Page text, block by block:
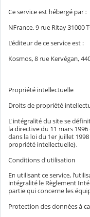
Ce service est hébergé par :
NFrance, 9 rue Ritay 31000
L’éditeur de ce service est :
Kosmos, 8 rue Kervégan,
Propriété intellectuelle
Droits de propriété
L'intégralité du site se
la directive du 11 mars
dans la loi du 1er juillet
propriété intellectuelle).
Conditions d'utilisation
En utilisant ce service,
intégralité le Règlement
partie qui concerne les
Protection des données à